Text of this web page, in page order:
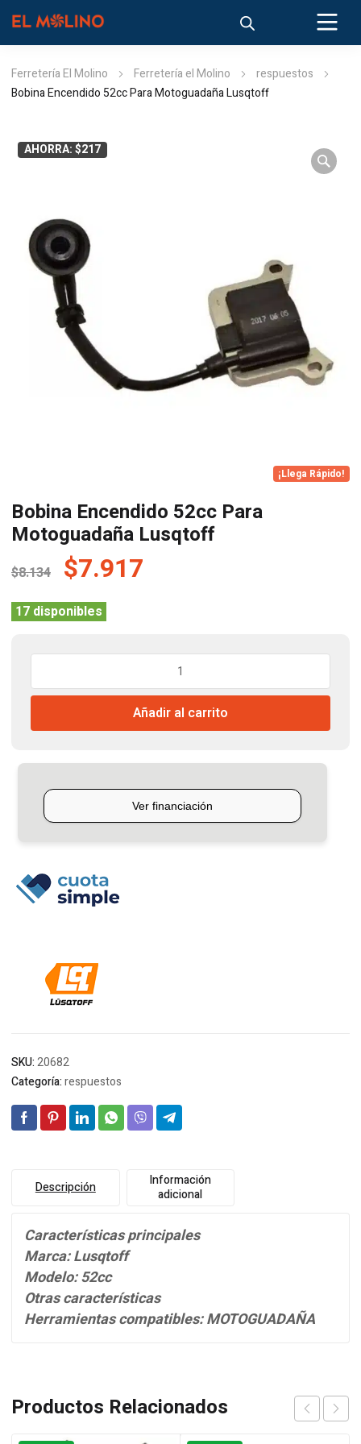
Ferretería El Molino Ferretería el Molino
respuestos
Bobina Encendido 52cc Para Motoguadaña Lusqtoff
AHORRA: $217
¡Llega Rápido!
Bobina Encendido 52cc Para
Motoguadaña Lusqtoff
$8.134 El
precio
original
era:
$7.917
es:
$7.917.
17 disponibles
52cc
Motoguadaña
cantidad
Añadir al carrito
SKU:20682
Categoría:respuestos
Descripción
Información
adicional
Características principales
Marca: Lusqtoff
Modelo: 52cc
Otras características
Herramientas compatibles: MOTOGUADAÑA
Productos Relacionados